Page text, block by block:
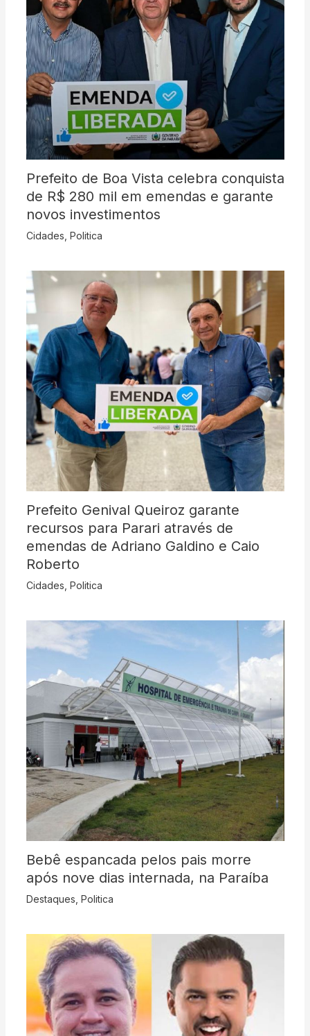
Prefeito de Boa Vista celebra conquista
de R$ 280 mil em emendas e garante
novos investimentos
Cidades Politica
Prefeito Genival Queiroz garante
recursos para Parari através de
emendas de Adriano Galdino e Caio
Roberto
Cidades Politica
Bebê espancada pelos pais morre
após nove dias internada, na Paraíba
Destaques Politica